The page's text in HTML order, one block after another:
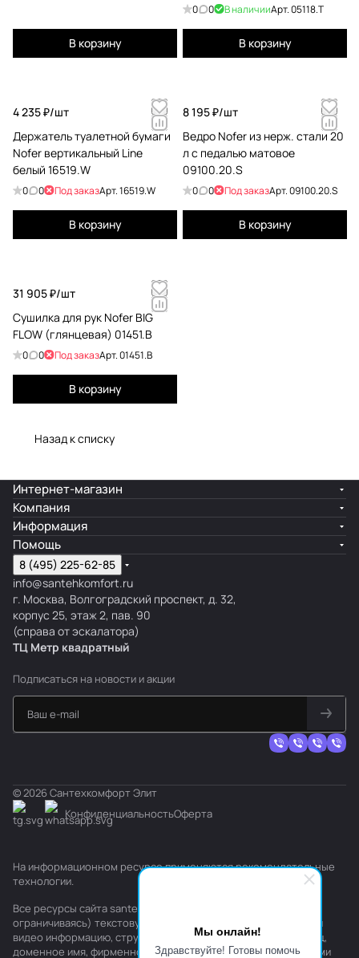
Мы онлайн!
Здравствуйте! Готовы помочь
В корзину
0 0 В наличииАрт.05118.T
В корзину
4 235 ₽/шт
Держатель туалетной бумаги
Nofer вертикальный Line
белый 16519.W
0 0 Под заказАрт.16519.W
В корзину
8 195 ₽/шт
Ведро Nofer из нерж. стали 20
л с педалью матовое
09100.20.S
0 0 Под заказАрт.09100.20.S
В корзину
31 905 ₽/шт
Cушилка для рук Nofer BIG
FLOW (глянцевая) 01451.B
0 0 Под заказАрт.01451.B
В корзину
Назад к списку
Интернет-магазин
Компания
Информация
Помощь
8 (495) 225-62-85
info@santehkomfort.ru
г. Москва, Волгоградский проспект, д. 32,
корпус 25, этаж 2, пав. 90
(справа от эскалатора)
ТЦ Метр квадратный
Подписаться на новости и акции
© 2026 Сантехкомфорт Элит
КонфиденциальностьОферта
На информационном ресурсе применяютсярекомендательные
технологии.
Все ресурсы сайта santehkomfort.ru, включая (но не
ограничиваясь) текстовую, графическую, фотографическую и
видео информацию, структуру, дизайн и оформление страниц,
доменное имя, фирменное наименование являются объектами